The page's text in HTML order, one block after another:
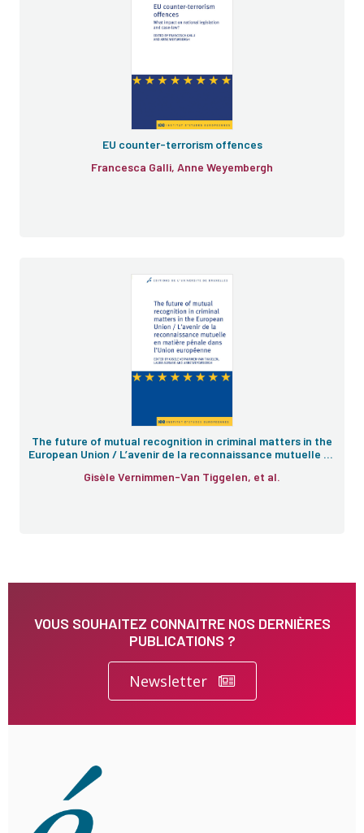
EU counter-terrorism offences
Francesca Galli, Anne Weyembergh
The future of mutual recognition in criminal matters in the
European Union / L’avenir de la reconnaissance mutuelle en
Gisèle Vernimmen-Van Tiggelen, et al.
VOUS SOUHAITEZ CONNAITRE NOS DERNIÈRES
PUBLICATIONS ?
Newsletter